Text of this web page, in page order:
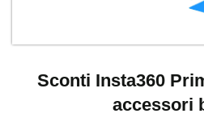
Sconti Insta360
accessori